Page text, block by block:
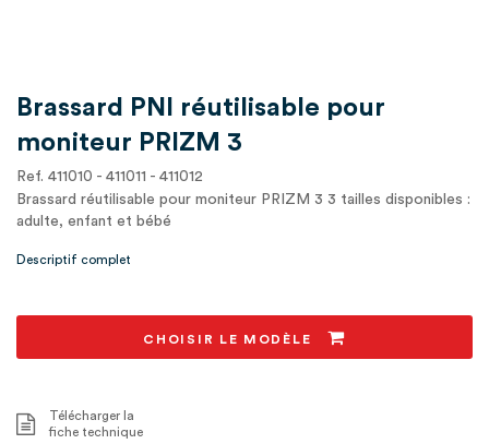
Brassard PNI réutilisable pour
moniteur PRIZM 3
Ref. 411010 - 411011 - 411012
Brassard réutilisable pour moniteur PRIZM 3 3 tailles disponibles :
adulte, enfant et bébé
Descriptif complet
CHOISIR LE MODÈLE
Télécharger la
fiche technique